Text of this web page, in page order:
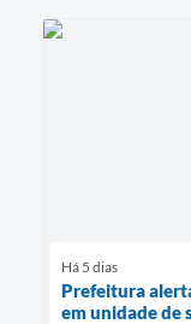
Há 5 dias
Prefeitura
em unidade de